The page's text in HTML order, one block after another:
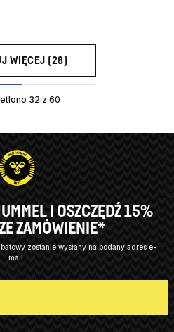
WIĘCEJ (28)
32 z 60
I OSZCZĘDŹ 15%
ZAMÓWIENIE*
zostanie wysłany na podany adres e-
mail.